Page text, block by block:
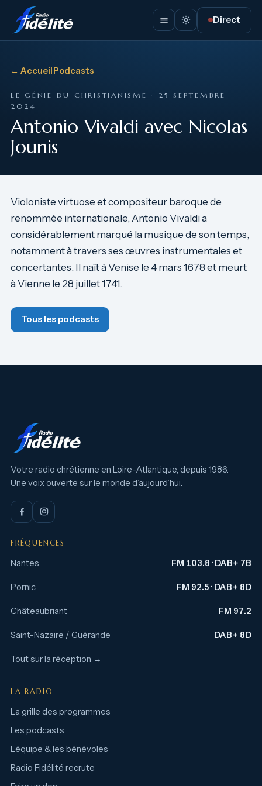
Direct
← Accueil·Podcasts
LE GÉNIE DU CHRISTIANISME · 25 SEPTEMBRE
2024
Antonio Vivaldi avec Nicolas
Jounis
Violoniste virtuose et compositeur baroque de
renommée internationale, Antonio Vivaldi a
considérablement marqué la musique de son temps,
notamment à travers ses œuvres instrumentales et
concertantes. Il naît à Venise le 4 mars 1678 et meurt
à Vienne le 28 juillet 1741.
Tous les podcasts
Votre radio chrétienne en Loire-Atlantique, depuis 1986.
Une voix ouverte sur le monde d’aujourd’hui.
FRÉQUENCES
Nantes FM 103.8 · DAB+ 7B
Pornic FM 92.5 · DAB+ 8D
Châteaubriant FM 97.2
Saint-Nazaire / Guérande DAB+ 8D
Tout sur la réception →
LA RADIO
La grille des programmes
Les podcasts
L’équipe & les bénévoles
Radio Fidélité recrute